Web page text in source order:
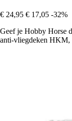
€ 24,95 € 17,05 -32%
Geef je Hobby Horse
anti-vliegdeken HKM,